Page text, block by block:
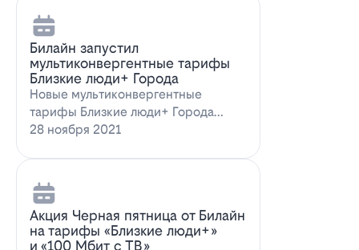
Билайн запустил
мультиконвергентные тарифы
Близкие люди+ Города
Новые мультиконвергентные
тарифы Близкие люди+ Города
от БилайнОператор Билайн радует
28 ноября 2021
Акция Черная пятница от Билайн
на тарифы «Близкие люди+»
и «100 Мбит с ТВ»